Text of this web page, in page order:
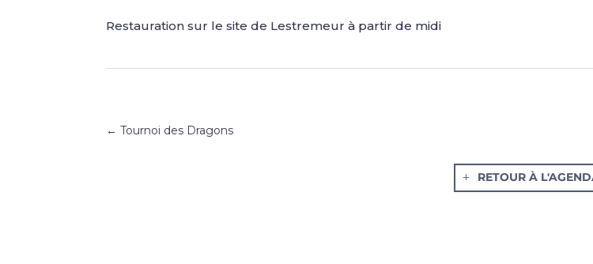
Restauration sur le site de Lestremeur à partir de midi
←Tournoi des Dragons
RETOUR À